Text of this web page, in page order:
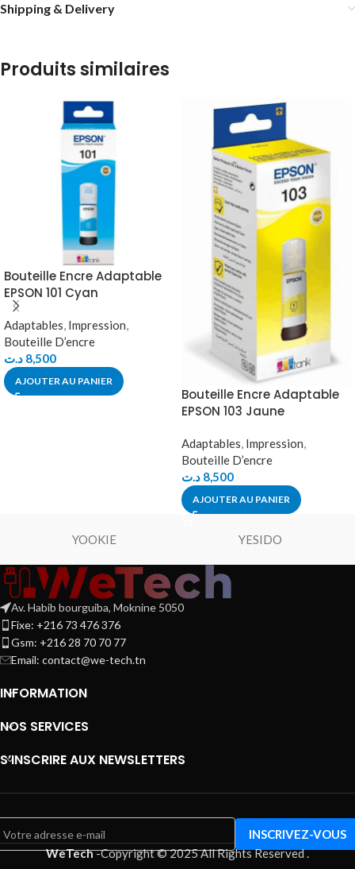
Shipping & Delivery
Produits similaires
Bouteille Encre Adaptable
EPSON 101 Cyan
Adaptables, Impression,
Bouteille D’encre
8,500 د.ت
AJOUTER AU PANIER
Bouteille Encre Adaptable
EPSON 103 Jaune
Adaptables, Impression,
Bouteille D’encre
8,500 د.ت
AJOUTER AU PANIER
YOOKIE YESIDO
Av. Habib bourguiba, Moknine 5050
Fixe: +216 73 476 376
Gsm: +216 28 70 70 77
Email: contact@we-tech.tn
INFORMATION
NOS SERVICES
S’INSCRIRE AUX NEWSLETTERS
WeTech-Copyright © 2025 All Rights Reserved.